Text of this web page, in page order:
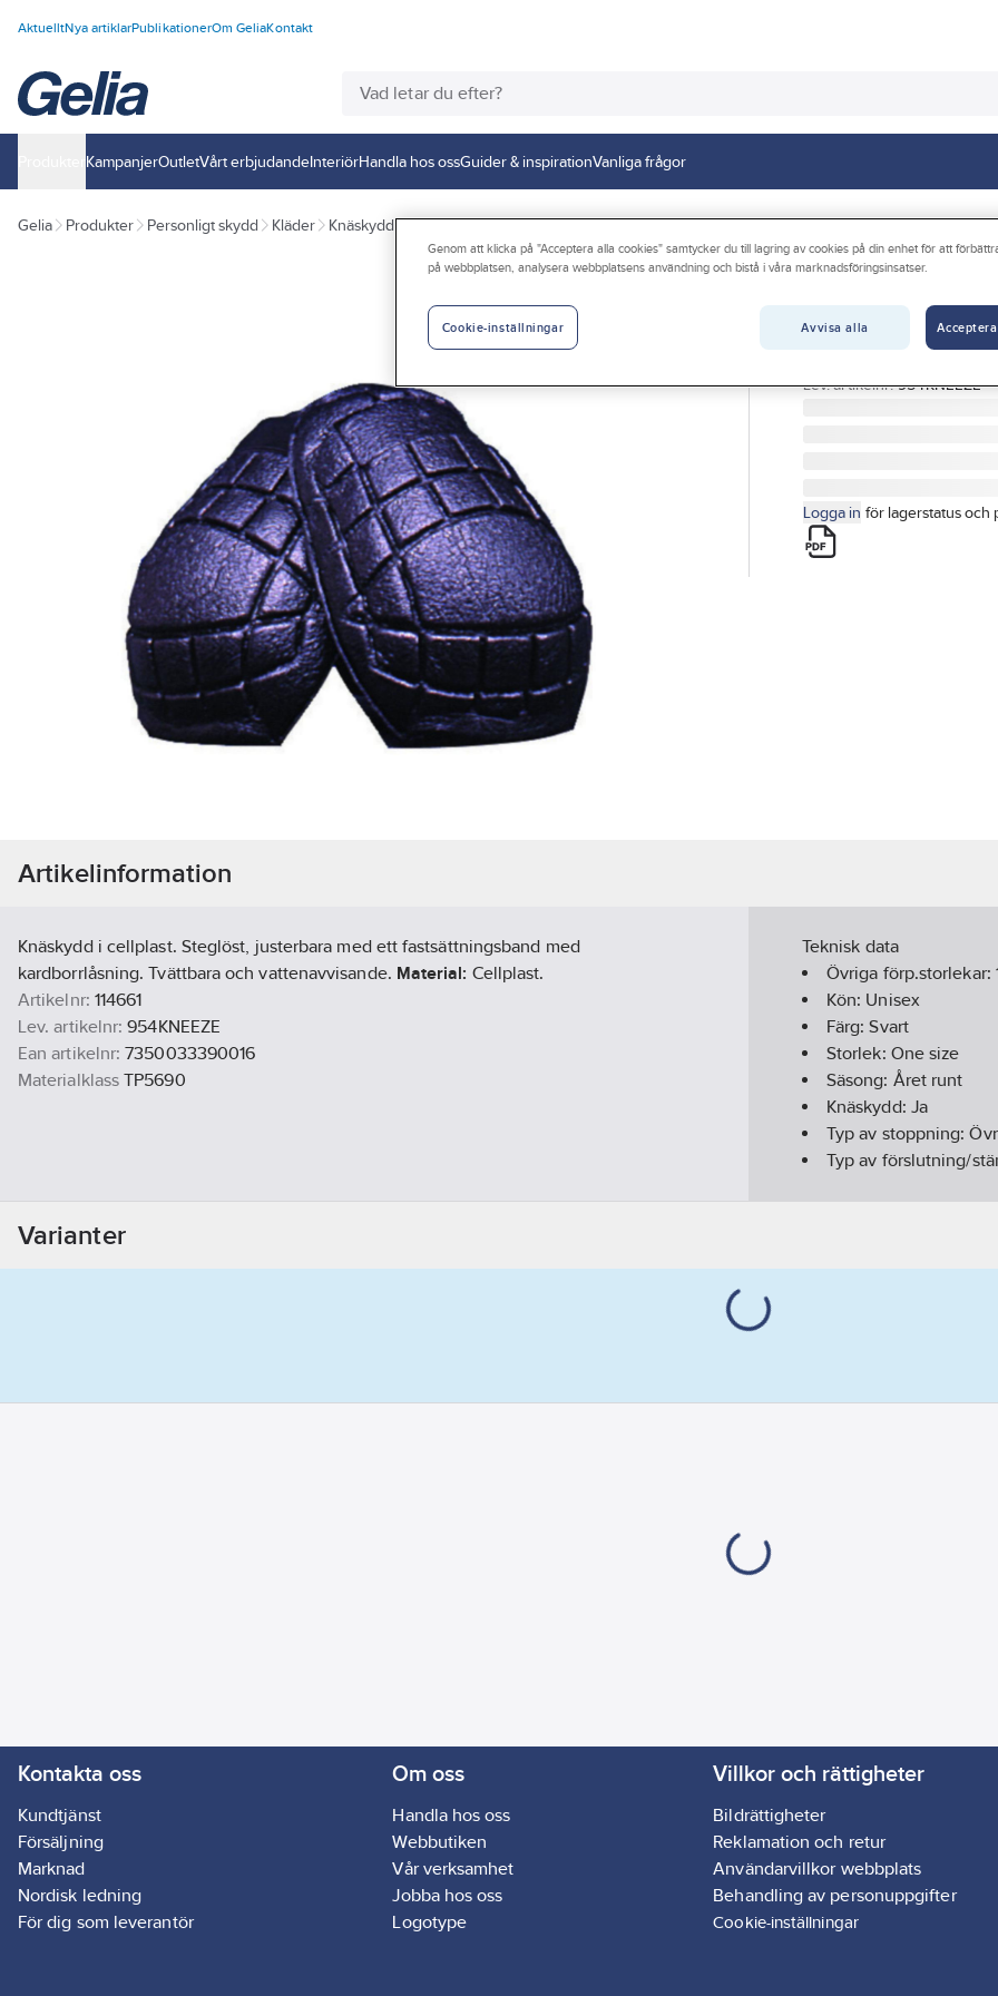
AktuelltNya artiklarPublikationerOm GeliaKontakt
KampanjerOutletVårt erbjudandeInteriörHandla hos ossGuider & inspirationVanliga frågor
Gelia Produkter Personligt skydd Kläder Knäskydd, bälten & hängslen Knäskydd
Knäskydd
KNÄSKYDD COMFY
Lev. artikelnr: 954KNEEZE
Logga in för lagerstatus och
Artikelinformation
Knäskydd i cellplast. Steglöst, justerbara med ett fastsättningsband med
kardborrlåsning. Tvättbara och vattenavvisande. Material: Cellplast.
Artikelnr: 114661
Lev. artikelnr: 954KNEEZE
Ean artikelnr: 7350033390016
Materialklass TP5690
Teknisk data
Övriga förp.storlekar:
Kön: Unisex
Färg:Svart
Storlek: One size
Säsong: Året runt
Knäskydd: Ja
Typ av stoppning:
Typ av förslutning/
Varianter
Kontakta oss
Kundtjänst
Försäljning
Marknad
Nordisk ledning
För dig som leverantör
Om oss
Handla hos oss
Webbutiken
Vår verksamhet
Jobba hos oss
Logotype
Villkor och rättigheter
Bildrättigheter
Reklamation och retur
Användarvillkor webbplats
Behandling av personuppgifter
Cookie-inställningar
Genom att klicka på "Acceptera alla cookies" samtycker du till lagring av cookies på din enhet för att
på webbplatsen, analysera webbplatsens användning och bistå i våra marknadsföringsinsatser.
Avvisa alla
Cookie-inställningar